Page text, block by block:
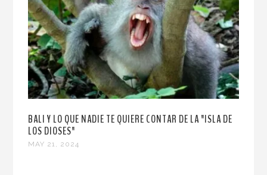
BALI Y LO QUE NADIE TE QUIERE CONTAR DE LA "ISLA DE
LOS DIOSES"
MAY 21, 2024